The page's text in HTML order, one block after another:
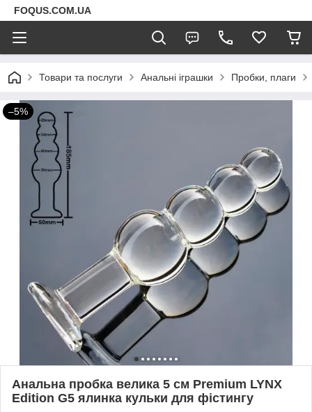
FOQUS.COM.UA
Товари та послуги Анальні іграшки Пробки, плаги
–5%
Анальна пробка велика 5 см Premium LYNX
Edition G5 ялинка кульки для фістингу